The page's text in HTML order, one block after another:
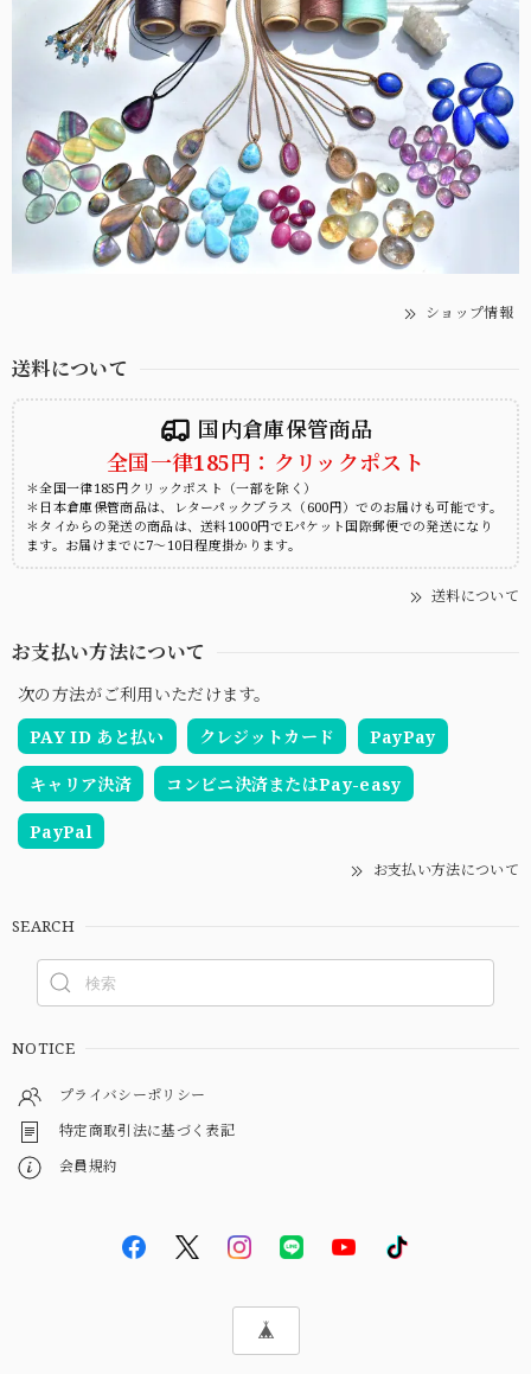
ショップ情報
送料について
国内倉庫保管商品
全国一律185円：クリックポスト
＊全国一律185円クリックポスト（一部を除く）
＊日本倉庫保管商品は、レターパックプラス（600円）でのお届けも可能です。
＊タイからの発送の商品は、送料1000円でEパケット国際郵便での発送になり
ます。お届けまでに7～10日程度掛かります。
送料について
お支払い方法について
次の方法がご利用いただけます。
PAY ID あと払い
クレジットカード PayPay
キャリア決済 コンビニ決済またはPay-easy
PayPal
お支払い方法について
SEARCH
NOTICE
プライバシーポリシー
特定商取引法に基づく表記
会員規約